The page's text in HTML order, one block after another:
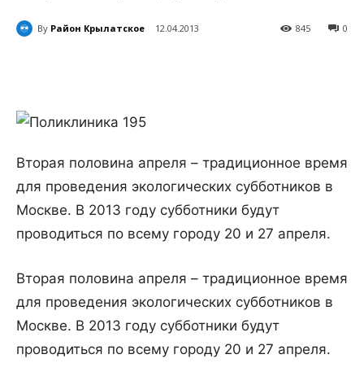
By Район Крылатское 12.04.2013 0
845
Вторая половина апреля – традиционное время
для проведения экологических субботников в
Москве. В 2013 году субботники будут
проводиться по всему городу 20 и 27 апреля.
Вторая половина апреля – традиционное время
для проведения экологических субботников в
Москве. В 2013 году субботники будут
проводиться по всему городу 20 и 27 апреля.